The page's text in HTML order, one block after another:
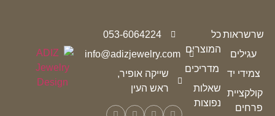
שרשראות
עגילים
צמידי יד
קולקציית
פרחים
כל
המוצרים
מדריכים
שאלות
נפוצות
053-6064224
info@adizjewelry.com
שייקה אופיר,
ראש העין